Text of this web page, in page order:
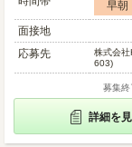
早朝
面接地
応募先
株式会
603)
募集終
詳細を